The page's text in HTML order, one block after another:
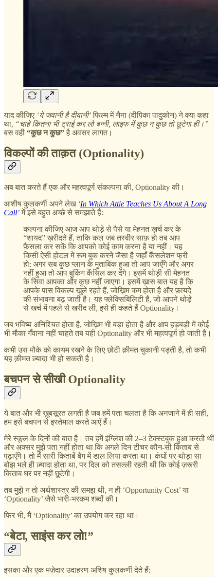
याद कीजिए ‘ये जवानी है दीवानी’ फिल्म में नैना (दीपिका पादुकोन) ने क्या कहा
था, “चाहे कितना भी ट्राई कर लो बन्नी, लाइफ में कुछ न कुछ तो छूटेगा ही।”
बस वही “कुछ न कुछ” है अवसर लागत।
विकल्पों की ताक़त (Optionality)
अब बात करते हैं एक और महत्वपूर्ण संकल्पना की, Optionality की।
आशीष कुलकर्णी अपने लेख ‘In Which Attie Teaches Us About A Long
Call’ में इसे बहुत अच्छे से समझाते हैं:
कल्पना कीजिए आज आप थोड़े से पैसे या मेहनत ख़र्च कर के
“शायद” ख़रीदते हैं, ताकि कल जब तस्वीर साफ़ हो तब आप
फ़ैसला कर सकें कि आपको कोई काम करना है या नहीं। यह
किसी ऐसी होटल में रूम बुक करने जैसा है जहाँ कैंसलेशन फ्री
हो: अगर सब कुछ प्लान के मुताबिक हुआ तो आप जाएँगे और अगर
नहीं हुआ तो आप बुकिंग कैंसिल कर देंगे। इसमें थोड़ी सी मेहनत
के सिवा आपका और कुछ नहीं जाएगा। इसमें ख़ास बात यह है कि
आपके पास विकल्प खुले रहते हैं, जोख़िम कम होता है और फ़ायदे
की संभावना बढ़ जाती है। यह फ्लेक्सिबिलिटी है, जो आपने थोड़े
से खर्च में पहले से खरीद ली, इसे ही कहते हैं Optionality।
जब भविष्य अनिश्चित होता है, जोख़िम भी बड़ा होता है और आप हड़बड़ी में कोई
भी मौका गँवाना नहीं चाहते तब यही Optionality और भी महत्वपूर्ण हो जाती है।
कभी उस मौके को कायम रखने के लिए छोटी क़ीमत चुकानी पड़ती है, तो कभी
यह क़ीमत ज़्यादा भी हो सकती है।
बचपन से सीखी Optionality
ये बात और भी ख़ूबसूरत लगती है जब हमें पता चलता है कि अनजाने में ही सही,
हम इसे बचपन से इस्तेमाल करते आएँ हैं।
मेरे स्कूल के दिनों की बात है। तब हमें इंग्लिश की 2–3 टेक्स्टबुक हुआ करती थीं
और अक्सर मुझे पता नहीं होता था कि अगले दिन टीचर कौन-सी किताब से
पढ़ाएँगे। तो मैं सारी किताबें बैग में डाल लिया करता था। कंधों पर थोड़ा सा
बोझ भले ही ज़्यादा होता था, पर दिल को तसल्ली रहती थी कि कोई ज़रूरी
किताब घर पर नहीं छूटेगी।
तब मुझे न तो अर्थशास्त्र की समझ थी, न ही ‘Opportunity Cost’ या
‘Optionality’ जैसे भारी-भरकम शब्दों की।
फिर भी, मैं ‘Optionality’ का उपयोग कर रहा था।
“बेटा, साइंस कर लो!”
इसका और एक मज़ेदार उदाहरण अशिष कुलकर्णी देते हैं: